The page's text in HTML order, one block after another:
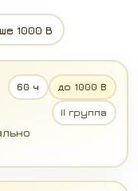
1000 В
60 ч до 1000 В
II группа